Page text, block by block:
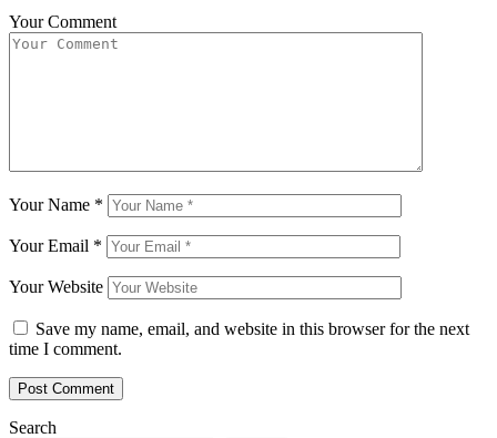
Your Comment
Your Name *
Your Email *
Your Website
Save my name, email, and website in this browser for the next
time I comment.
Search